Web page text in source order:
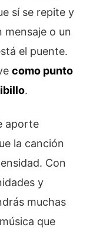
sí se repite y
mensaje o un
el puente.
como punto
.
aporte
la canción
Con
y
muchas
que